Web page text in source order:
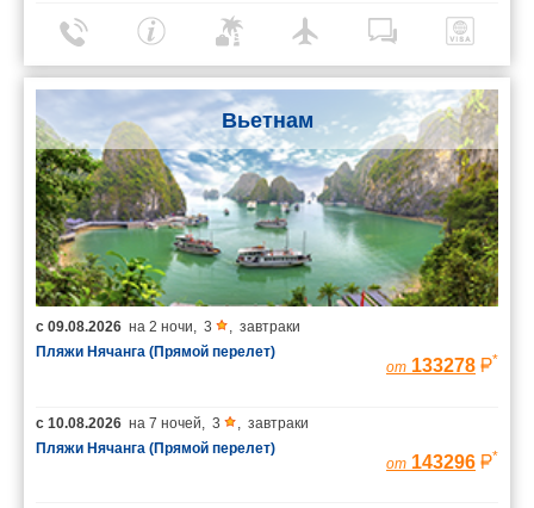
Вьетнам
с 09.08.2026 на 2 ночи, 3 , завтраки
Пляжи Нячанга (Прямой перелет)
от 133278 *
с 10.08.2026 на 7 ночей, 3 , завтраки
Пляжи Нячанга (Прямой перелет)
от 143296 *